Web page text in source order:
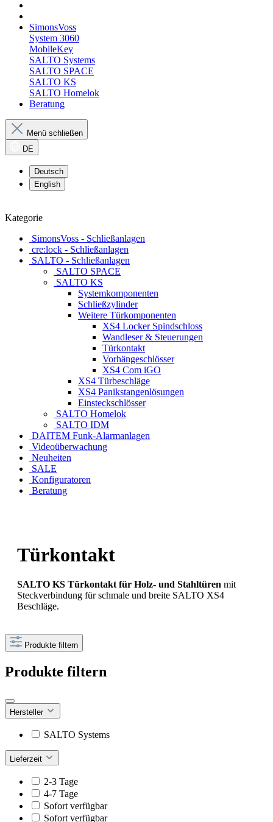
SimonsVoss
System 3060
MobileKey
SALTO Systems
SALTO SPACE
SALTO KS
SALTO Homelok
Beratung
Menü schließen
DE
Deutsch
English
Kategorie
SimonsVoss - Schließanlagen
cre:lock - Schließanlagen
SALTO - Schließanlagen
SALTO SPACE
SALTO KS
Systemkomponenten
Schließzylinder
Weitere Türkomponenten
XS4 Locker Spindschloss
Wandleser & Steuerungen
Türkontakt
Vorhängeschlösser
XS4 Com iGO
XS4 Türbeschläge
XS4 Panikstangenlösungen
Einsteckschlösser
SALTO Homelok
SALTO IDM
DAITEM Funk-Alarmanlagen
Videoüberwachung
Neuheiten
SALE
Konfiguratoren
Beratung
Türkontakt
SALTO KS Türkontakt für Holz- und Stahltüren mit
Steckverbindung für schmale und breite SALTO XS4
Beschläge.
Produkte filtern
Produkte filtern
Hersteller
SALTO Systems
Lieferzeit
2-3 Tage
4-7 Tage
Sofort verfügbar
Sofort verfügbar